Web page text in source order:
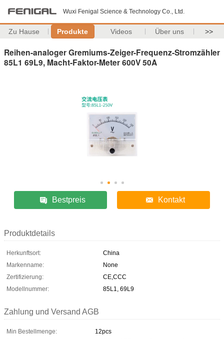
Wuxi Fenigal Science & Technology Co., Ltd.
Zu Hause Produkte Videos Über uns >>
Reihen-analoger Gremiums-Zeiger-Frequenz-Stromzähler
85L1 69L9, Macht-Faktor-Meter 600V 50A
Bestpreis Kontakt
Produktdetails
Herkunftsort:
China
Markenname:
None
Zertifizierung:
CE,CCC
Modellnummer:
85L1, 69L9
Zahlung und Versand AGB
Min Bestellmenge:
12pcs